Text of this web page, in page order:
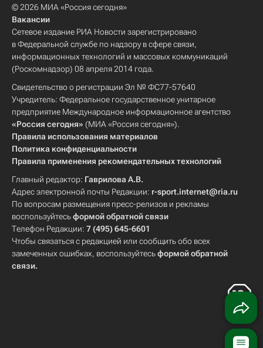
© 2026 МИА «Россия сегодня»
Вакансии
Сетевое издание РИА Новости зарегистрировано
в Федеральной службе по надзору в сфере связи,
информационных технологий и массовых коммуникаций
(Роскомнадзор) 08 апреля 2014 года.
Свидетельство о регистрации Эл № ФС77-57640
Учредитель: Федеральное государственное унитарное
предприятие Международное информационное агентство
«Россия сегодня» (МИА «Россия сегодня»).
Правила использования материалов
Политика конфиденциальности
Правила применения рекомендательных технологий
Главный редактор: Гаврилова А.В.
Адрес электронной почты Редакции: r-sport.internet@ria.ru
По вопросам размещения пресс-релизов и рекламы
воспользуйтесьформой обратной связи
Телефон Редакции: 7 (495) 645-6601
Чтобы связаться с редакцией или сообщить обо всех
замеченных ошибках, воспользуйтесьформой обратной
связи.